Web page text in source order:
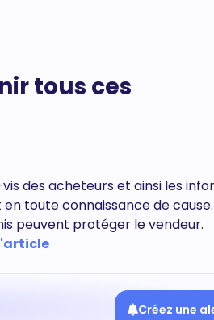
tous ces
des acheteurs et ainsi les
toute connaissance de cause.
peuvent protéger le vendeur.
Créez une